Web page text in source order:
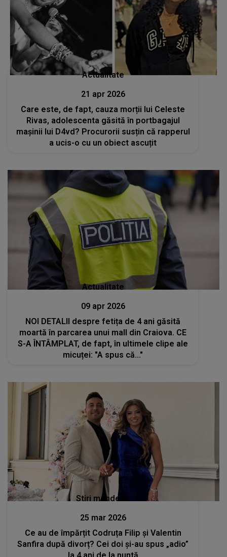
Actualitate
21 apr 2026
Care este, de fapt, cauza morții lui Celeste
Rivas, adolescenta găsită în portbagajul
mașinii lui D4vd? Procurorii susțin că rapperul
a ucis-o cu un obiect ascuțit
Actualitate
09 apr 2026
NOI DETALII despre fetița de 4 ani găsită
moartă în parcarea unui mall din Craiova. CE
S-A ÎNTÂMPLAT, de fapt, în ultimele clipe ale
micuței: "A spus că..."
Stiri mondene
25 mar 2026
Ce au de împărțit Codruța Filip și Valentin
Sanfira după divorț? Cei doi și-au spus „adio”